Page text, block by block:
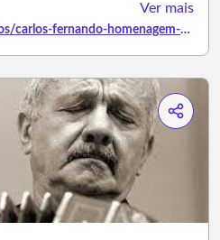
Ver mais
https://zig.tickets/eventos/carlos-fernando-homenagem-monarco-1308